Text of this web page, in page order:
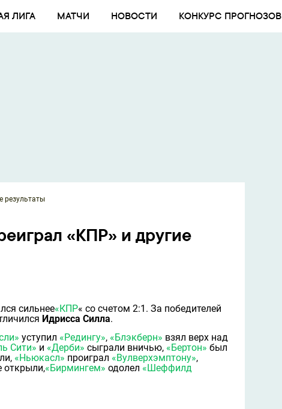
ЛИГА МАТЧИ НОВОСТИ КОНКУРС ПРОГНОЗОВ
результаты
«КПР» и другие
сильнее«КПР« со счетом 2:1. За победителей
Идрисса Силла.
уступил «Редингу», «Блэкберн» взял верх над
Сити» и «Дерби» сыграли вничью, «Бертон» был
«Ньюкасл» проиграл «Вулверхэмптону»,
открыли,«Бирмингем» одолел «Шеффилд